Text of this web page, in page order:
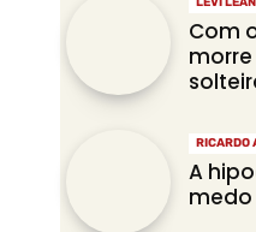
LEVI
Com
RICARDO
A
medo